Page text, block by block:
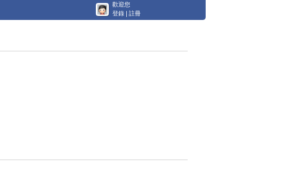
歡迎您
登錄
註冊